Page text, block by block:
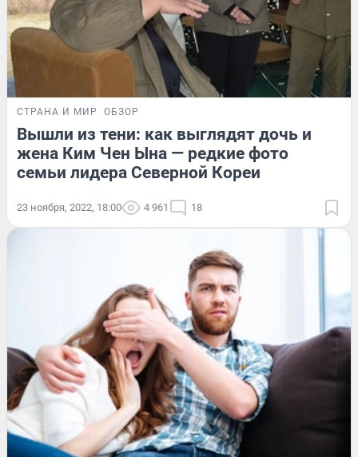
СТРАНА И МИР ОБЗОР
Вышли из тени: как выглядят дочь и
жена Ким Чен Ына — редкие фото
семьи лидера Северной Кореи
23 ноября, 2022, 18:00 4 961 18